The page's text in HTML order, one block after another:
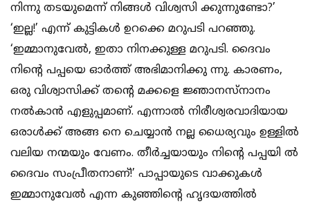
നിന്നു തടയുമെന്ന് നിങ്ങള്‍ വിശ്വസി ക്കുന്നുണ്ടോ?’
‘ഇല്ല!’ എന്ന് കുട്ടികള്‍ ഉറക്കെ മറുപടി പറഞ്ഞു.
‘ഇമ്മാനുവേല്‍, ഇതാ നിനക്കുള്ള മറുപടി. ദൈവം
നിന്റെ പപ്പയെ ഓര്‍ത്ത് അഭിമാനിക്കു ന്നു. കാരണം,
ഒരു വിശ്വാസിക്ക് തന്റെ മക്കളെ ജ്ഞാനസ്നാനം
നല്‍കാന്‍ എളുപ്പമാണ്. എന്നാല്‍ നിരീശ്വരവാദിയായ
ഒരാള്‍ക്ക് അങ്ങ നെ ചെയ്യാന്‍ നല്ല ധൈര്യവും ഉള്ളില്‍
വലിയ നന്മയും വേണം. തീര്‍ച്ചയായും നിന്റെ പപ്പയി ല്‍
ദൈവം സംപ്രീതനാണ്!’ പാപ്പായുടെ വാക്കുകള്‍
ഇമ്മാനുവേല്‍ എന്ന കുഞ്ഞിന്റെ ഹൃദയത്തില്‍